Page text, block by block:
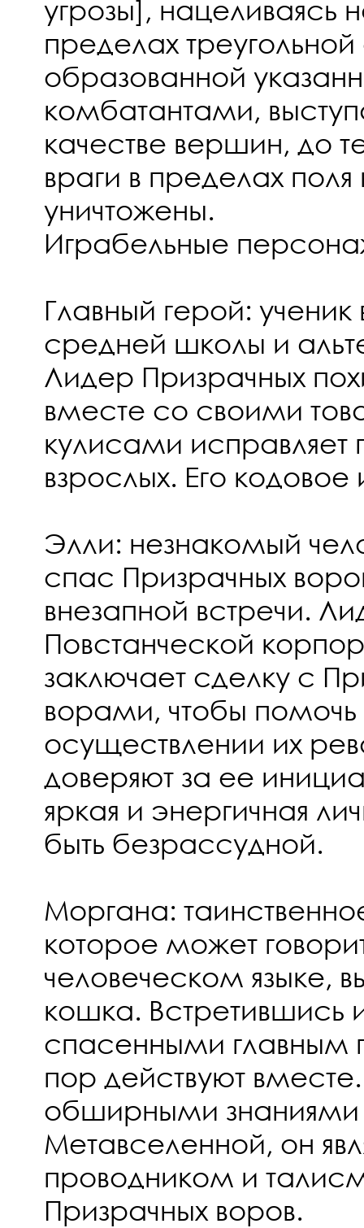
угрозы], нацеливаясь
пределах
образованной
комбатантами,
качестве вершин, до
враги в пределах поля
уничтожены.
Играбельные
Главный герой: ученик
средней школы и
Лидер Призрачных
вместе со своими
кулисами исправляет
взрослых. Его
Элли: незнакомый
спас Призрачных
внезапной встречи.
Повстанческой
заключает сделку с
ворами, чтобы
осуществлении их
доверяют за ее
яркая и энергичная
быть безрассудной.
Моргана:
которое может
человеческом языке,
кошка. Встретившись
спасенными главным
пор действуют
обширными
Метавселенной, он
проводником и
Призрачных воров.